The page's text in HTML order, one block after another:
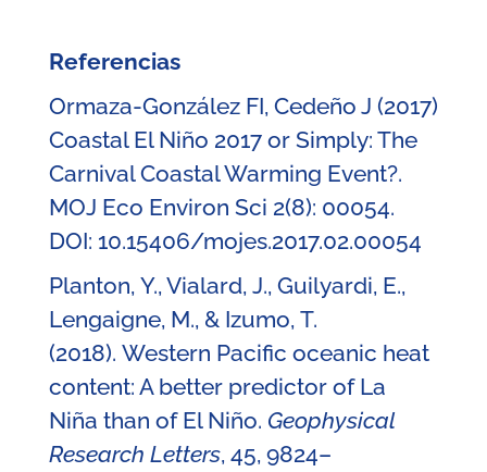
Referencias
Ormaza-González FI, Cedeño J (2017)
Coastal El Niño 2017 or Simply: The
Carnival Coastal Warming Event?.
MOJ Eco Environ Sci 2(8): 00054.
DOI: 10.15406/mojes.2017.02.00054
Planton, Y., Vialard, J., Guilyardi, E.,
Lengaigne, M., & Izumo, T.
(2018). Western Pacific oceanic heat
content: A better predictor of La
Niña than of El Niño. Geophysical
Research Letters, 45, 9824–